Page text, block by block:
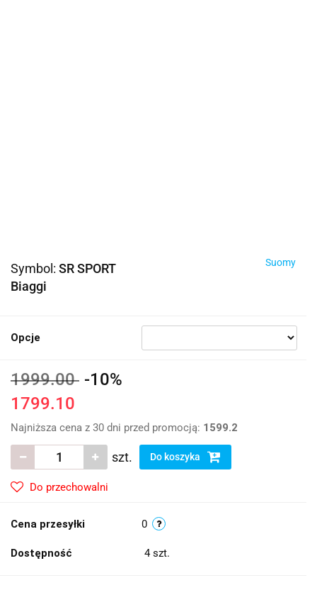
Symbol: SR SPORT
Biaggi
Suomy
Opcje
1999.00 -10%
1799.10
Najniższa cena z 30 dni przed promocją: 1599.2
szt. Do koszyka
Do przechowalni
Cena przesyłki 0
Dostępność 4 szt.